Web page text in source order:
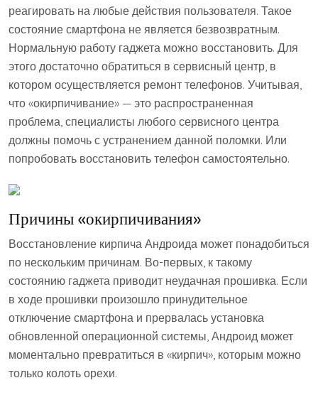
реагировать на любые действия пользователя. Такое
состояние смартфона не является безвозвратным.
Нормальную работу гаджета можно восстановить. Для
этого достаточно обратиться в сервисный центр, в
котором осуществляется ремонт телефонов. Учитывая,
что «окирпичивание» — это распространенная
проблема, специалисты любого сервисного центра
должны помочь с устранением данной поломки. Или
попробовать восстановить телефон самостоятельно.
Причины «окирпичивания»
Восстановление кирпича Андроида может понадобиться
по нескольким причинам. Во-первых, к такому
состоянию гаджета приводит неудачная прошивка. Если
в ходе прошивки произошло принудительное
отключение смартфона и прервалась установка
обновленной операционной системы, Андроид может
моментально превратиться в «кирпич», которым можно
только колоть орехи.